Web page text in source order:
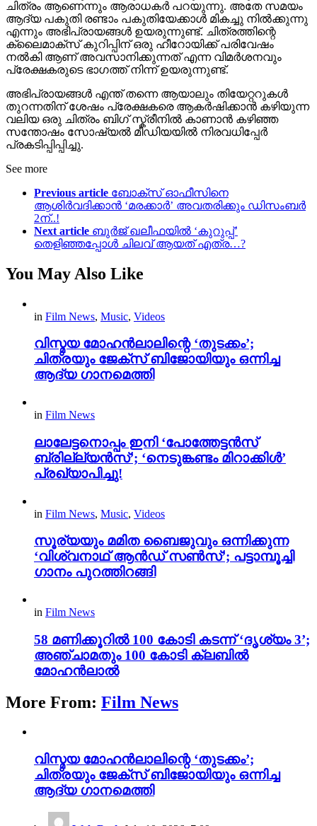
ചിത്രം ആണെന്നും ആരാധകർ പറയുന്നു. അതേ സമയം
ആദ്യ പകുതി രണ്ടാം പകുതിയേക്കാൾ മികച്ചു നിൽക്കുന്നു
എന്നും അഭിപ്രായങ്ങൾ ഉയരുന്നുണ്ട്. ചിത്രത്തിന്റെ
ക്ലൈമാക്സ് കുറിപ്പിന് ഒരു ഹീറോയിക്ക് പരിവേഷം
നൽകി ആണ് അവസാനിക്കുന്നത് എന്ന വിമർശനവും
പ്രേക്ഷകരുടെ ഭാഗത്ത് നിന്ന് ഉയരുന്നുണ്ട്.
അഭിപ്രായങ്ങൾ എന്ത് തന്നെ ആയാലും തിയേറ്ററുകൾ
തുറന്നതിന് ശേഷം പ്രേക്ഷകരെ ആകർഷിക്കാൻ കഴിയുന്ന
വലിയ ഒരു ചിത്രം ബിഗ് സ്ക്രീനിൽ കാണാൻ കഴിഞ്ഞ
സന്തോഷം സോഷ്യൽ മീഡിയയിൽ നിരവധിപ്പേർ
പ്രകടിപ്പിപ്പിച്ചു.
See more
Previous article ബോക്‌സ് ഓഫീസിനെ
ആശിർവദിക്കാൻ ‘മരക്കാർ’ അവതരിക്കും ഡിസംബർ
2ന്..!
Next article ബുർജ് ഖലീഫയിൽ ‘കുറുപ്പ്’
തെളിഞ്ഞപ്പോൾ ചിലവ് ആയത് എത്ര…?
You May Also Like
in Film News, Music, Videos
വിസ്മയ മോഹൻലാലിന്റെ ‘തുടക്കം’;
ചിത്രയും ജേക്സ് ബിജോയിയും ഒന്നിച്ച
ആദ്യ ഗാനമെത്തി
in Film News
ലാലേട്ടനൊപ്പം ഇനി ‘പോത്തേട്ടൻസ്
ബ്രില്ല്യൻസ്’; ‘നെടുങ്കണ്ടം മിറാക്കിൾ’
പ്രഖ്യാപിച്ചു!
in Film News, Music, Videos
സൂര്യയും മമിത ബൈജുവും ഒന്നിക്കുന്ന
‘വിശ്വനാഥ് ആൻഡ് സൺസ്’; പട്ടാമ്പൂച്ചി
ഗാനം പുറത്തിറങ്ങി
in Film News
58 മണിക്കൂറിൽ 100 കോടി കടന്ന് ‘ദൃശ്യം 3’;
അഞ്ചാമതും 100 കോടി ക്ലബിൽ
മോഹൻലാൽ
More From: Film News
വിസ്മയ മോഹൻലാലിന്റെ ‘തുടക്കം’;
ചിത്രയും ജേക്സ് ബിജോയിയും ഒന്നിച്ച
ആദ്യ ഗാനമെത്തി